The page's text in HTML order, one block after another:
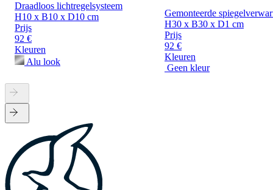
Draadloos lichtregelsysteem
H10 x B10 x D10 cm
Prijs
92 €
Kleuren
Alu look
Gemonteerde
H30 x B30 x D1 cm
Prijs
92 €
Kleuren
Geen kleur